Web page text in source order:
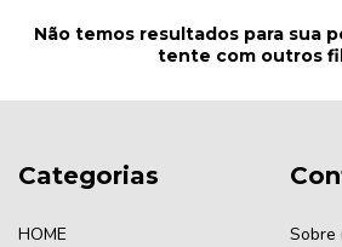
Não temos resultados para sua
tente com outros
Categorias
HOME Sobre